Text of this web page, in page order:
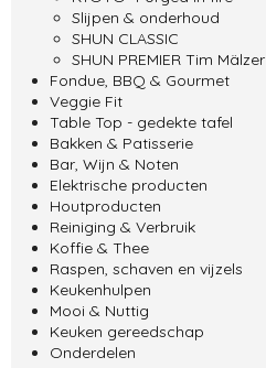
Slijpen & onderhoud
SHUN CLASSIC
SHUN PREMIER Tim Mälzer
Fondue, BBQ & Gourmet
Veggie Fit
Table Top - gedekte tafel
Bakken & Patisserie
Bar, Wijn & Noten
Elektrische producten
Houtproducten
Reiniging & Verbruik
Koffie & Thee
Raspen, schaven en vijzels
Keukenhulpen
Mooi & Nuttig
Keuken gereedschap
Onderdelen